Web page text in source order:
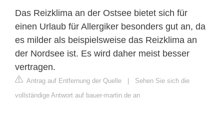
Das Reizklima an der Ostsee bietet sich für
einen Urlaub für Allergiker besonders gut an, da
es milder als beispielsweise das Reizklima an
der Nordsee ist. Es wird daher meist besser
vertragen.
Antrag auf Entfernung der Quelle | Sehen Sie sich die
vollständige Antwort auf bauer-martin.de an